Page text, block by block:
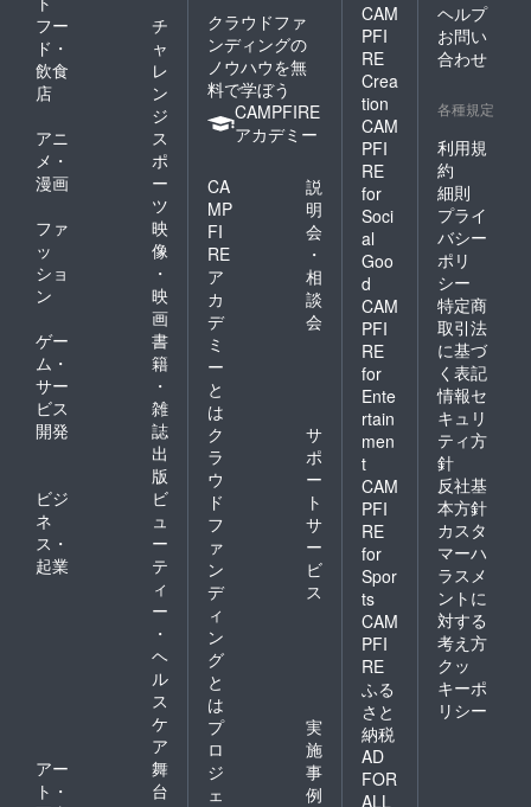
フー
ド・
飲食
店
チ
ャ
レ
ン
ジ
アニ
メ・
漫画
ス
ポ
ー
ツ
ファ
ッ
ショ
ン
映
像
・
映
画
ゲー
ム・
サー
ビス
開発
書
籍
・
雑
誌
出
版
ビジ
ネ
ス・
起業
ビ
ュ
ー
テ
ィ
ー
・
ヘ
ル
ス
ケ
ア
アー
ト・
舞
台
クラウドファ
ンディングの
ノウハウを無
料で学ぼう
CAMPFIRE
アカデミー
CA
MP
FI
RE
ア
カ
デ
ミ
ー
と
は
説
明
会
・
相
談
会
ク
ラ
ウ
ド
フ
ァ
ン
デ
ィ
ン
グ
と
は
サ
ポ
ー
ト
サ
ー
ビ
ス
プ
ロ
ジ
ェ
実
施
事
例
CAM
PFI
RE
Crea
tion
CAM
PFI
RE
for
Soci
al
Goo
d
CAM
PFI
RE
for
Ente
rtain
men
t
CAM
PFI
RE
for
Spor
ts
CAM
PFI
RE
ふる
さと
納税
AD
FOR
ALL
ヘルプ
お問い
合わせ
各種規定
利用規
約
細則
プライ
バシー
ポリ
シー
特定商
取引法
に基づ
く表記
情報セ
キュリ
ティ方
針
反社基
本方針
カスタ
マーハ
ラスメ
ントに
対する
考え方
クッ
キーポ
リシー